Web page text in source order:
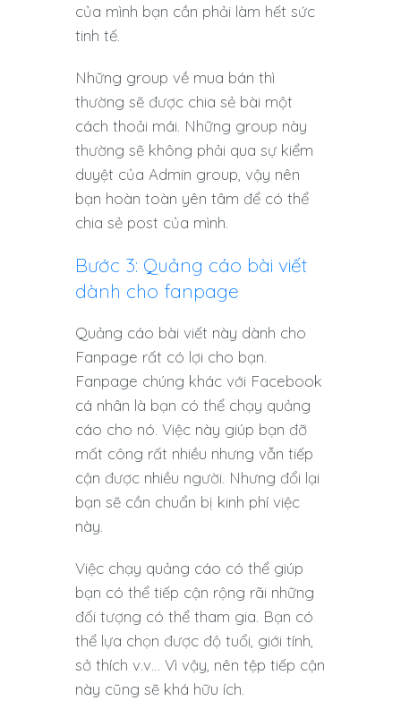
của mình bạn cần phải làm hết sức
tinh tế.
Những group về mua bán thì
thường sẽ được chia sẻ bài một
cách thoải mái. Những group này
thường sẽ không phải qua sự kiểm
duyệt của Admin group, vậy nên
bạn hoàn toàn yên tâm để có thể
chia sẻ post của mình.
Bước 3: Quảng cáo bài viết
dành cho fanpage
Quảng cáo bài viết này dành cho
Fanpage rất có lợi cho bạn.
Fanpage chúng khác với Facebook
cá nhân là bạn có thể chạy quảng
cáo cho nó. Việc này giúp bạn đỡ
mất công rất nhiều nhưng vẫn tiếp
cận được nhiều người. Nhưng đổi lại
bạn sẽ cần chuẩn bị kinh phí việc
này.
Việc chạy quảng cáo có thể giúp
bạn có thể tiếp cận rộng rãi những
đối tượng có thể tham gia. Bạn có
thể lựa chọn được độ tuổi, giới tính,
sở thích v.v… Vì vậy, nên tệp tiếp cận
này cũng sẽ khá hữu ích.